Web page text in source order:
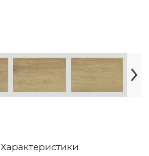
Характеристики